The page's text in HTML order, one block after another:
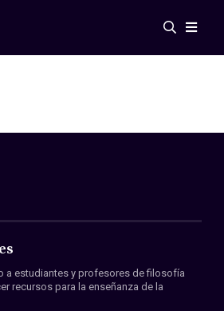
a estudiantes y profesores de filosofía
recursos para la enseñanza de la